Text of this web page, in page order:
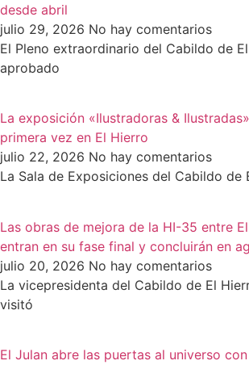
desde abril
julio 29, 2026 No hay comentarios
El Pleno extraordinario del Cabildo de
aprobado
La exposición «Ilustradoras &
primera vez en El Hierro
julio 22, 2026 No hay comentarios
La Sala de Exposiciones del Cabildo de
Las obras de mejora de la HI-35 entre
entran en su fase final y concluirán en
julio 20, 2026 No hay comentarios
La vicepresidenta del Cabildo de El
visitó
El Julan abre las puertas al universo